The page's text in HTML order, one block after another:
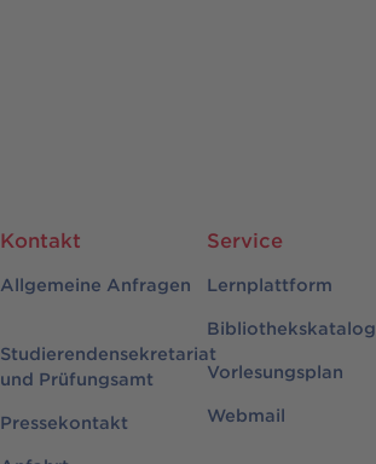
Kontakt
Allgemeine Anfragen
Studierendensekretariat
und Prüfungsamt
Pressekontakt
Service
Lernplattform
Bibliothekskatalog
Vorlesungsplan
Webmail